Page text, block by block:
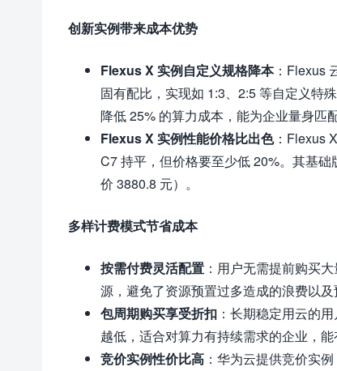
创新实例带来成本优势
Flexus X 实例自定义规格降本：Flexus
固有配比，实现如 1:3、2:5 等自定义特
降低 25% 的算力成本，能为企业量身匹
Flexus X 实例性能价格比出色：Flexus
C7 持平，但价格要至少低 20%。其基
价 3880.8 元）。
多样计费模式节省成本
按需付费灵活配置 ：用户无需提前购买
源，避免了资源预置过多造成的浪费以及
包周期购买享受折扣 ：长期稳定用云的
越低，适合对算力有持续需求的企业，能
竞价实例性价比高 ：华为云提供竞价实